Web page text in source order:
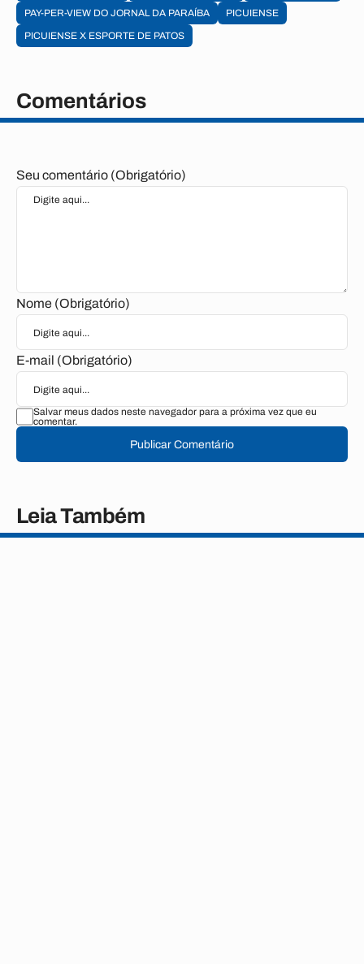
PAY-PER-VIEW DO JORNAL DA PARAÍBA
PICUIENSE
PICUIENSE X ESPORTE DE PATOS
Comentários
Seu comentário (Obrigatório)
Nome (Obrigatório)
E-mail (Obrigatório)
Salvar meus dados neste navegador para a próxima vez que eu
comentar.
Publicar Comentário
Leia Também